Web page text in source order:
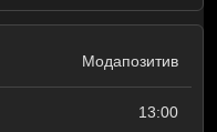
Модапозитив
13:00